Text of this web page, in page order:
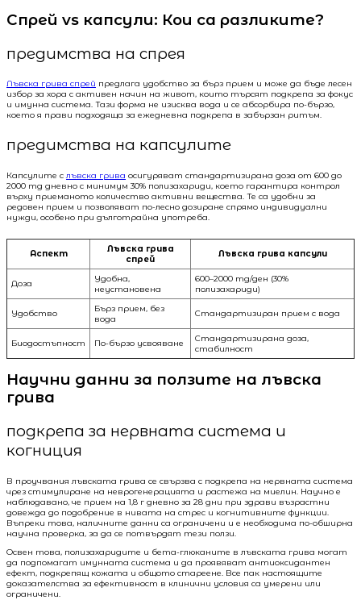
Спрей vs капсули: Кои са разликите?
предимства на спрея
Лъвска грива спрей предлага удобство за бърз прием и може да бъде лесен
избор за хора с активен начин на живот, които търсят подкрепа за фокус
и имунна система. Тази форма не изисква вода и се абсорбира по-бързо,
което я прави подходяща за ежедневна подкрепа в забързан ритъм.
предимства на капсулите
Капсулите слъвска грива осигуряват стандартизирана доза от 600 до
2000 mg дневно с минимум 30% полизахариди, което гарантира контрол
върху приеманото количество активни вещества. Те са удобни за
редовен прием и позволяват по-лесно дозиране спрямо индивидуални
нужди, особено при дълготрайна употреба.
Аспект
Лъвска грива
спрей
Лъвска грива капсули
Доза
Удобна,
неустановена
600–2000 mg/ден (30%
полизахариди)
Удобство
Бърз прием, без
вода
Стандартизиран прием с вода
Биодостъпност По-бързо усвояване
Стандартизирана доза,
стабилност
Научни данни за ползите на лъвска
грива
подкрепа за нервната система и
когниция
В проучвания лъвската грива се свързва с подкрепа на нервната система
чрез стимулиране на неврогенерацията и растежа на миелин. Научно е
наблюдавано, че прием на 1,8 г дневно за 28 дни при здрави възрастни
довежда до подобрение в нивата на стрес и когнитивните функции.
Въпреки това, наличните данни са ограничени и е необходима по-обширна
научна проверка, за да се потвърдят тези ползи.
Освен това, полизахаридите и бета-глюканите в лъвската грива могат
да подпомагат имунната система и да проявяват антиоксидантен
ефект, подкрепящ кожата и общото стареене. Все пак настоящите
доказателства за ефективност в клинични условия са умерени или
ограничени.